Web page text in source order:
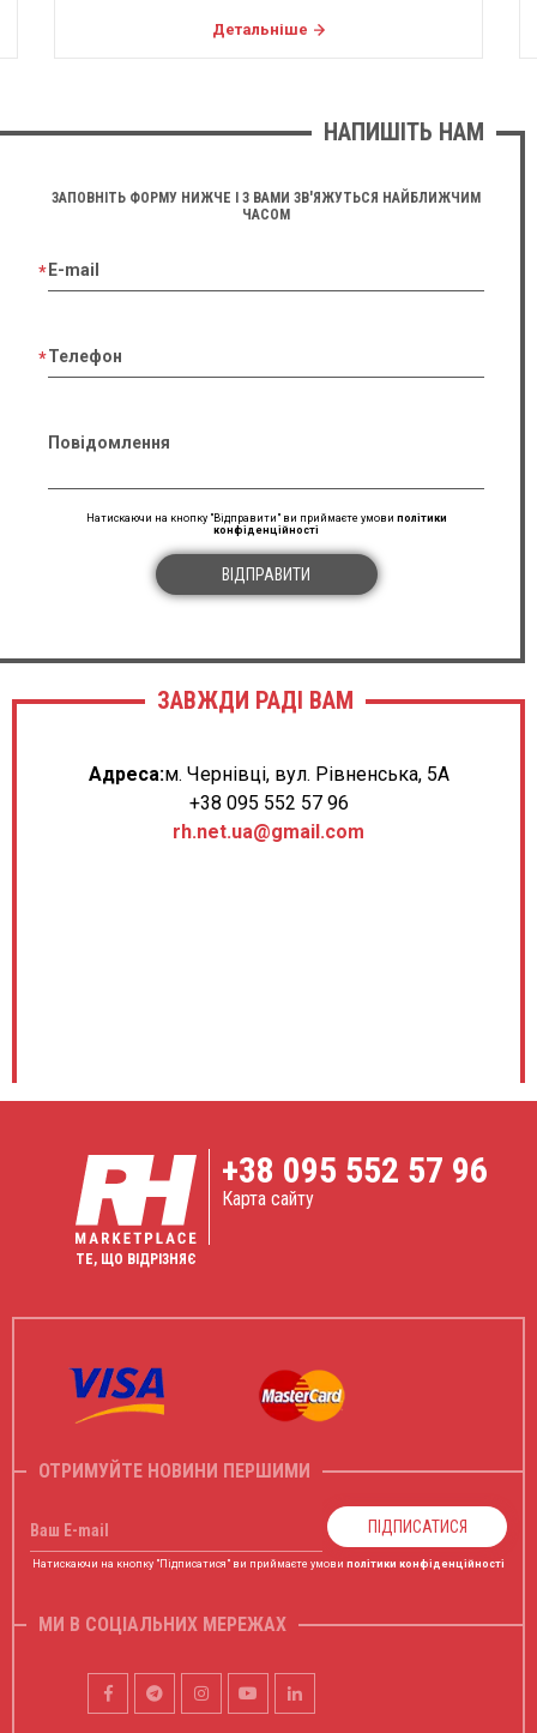
Детальніше
НАПИШІТЬ НАМ
ЗАПОВНІТЬ ФОРМУ НИЖЧЕ І З ВАМИ ЗВ'ЯЖУТЬСЯ НАЙБЛИЖЧИМ
ЧАСОМ
E-mail
Телефон
Повідомлення
Натискаючи на кнопку "Відправити" ви приймаєте умови політики
конфіденційності
ВІДПРАВИТИ
ЗАВЖДИ РАДІ ВАМ
Адреса:м. Чернівці, вул. Рівненська, 5А
+38 095 552 57 96
rh.net.ua@gmail.com
ТЕ, ЩО ВІДРІЗНЯЄ
+38 095 552 57 96
Карта сайту
ОТРИМУЙТЕ НОВИНИ ПЕРШИМИ
Ваш E-mail ПІДПИСАТИСЯ
Натискаючи на кнопку "Підписатися" ви приймаєте умови політики конфіденційності
МИ В СОЦІАЛЬНИХ МЕРЕЖАХ